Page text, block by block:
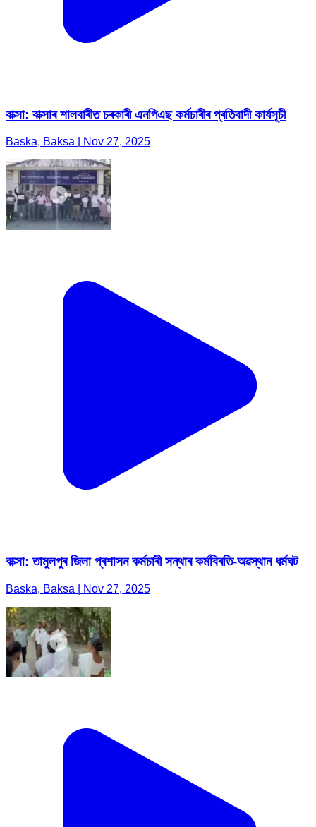
বাক্সা: বাক্সাৰ শালবাৰীত চৰকাৰী এনপিএছ কৰ্মচাৰীৰ প্ৰতিবাদী কাৰ্যসূচী
Baska, Baksa | Nov 27, 2025
বাক্সা: তামুলপুৰ জিলা প্ৰশাসন কৰ্মচাৰী সন্থাৰ কৰ্মবিৰতি-অৱস্থান ধৰ্মঘট
Baska, Baksa | Nov 27, 2025